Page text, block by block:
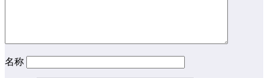
名称